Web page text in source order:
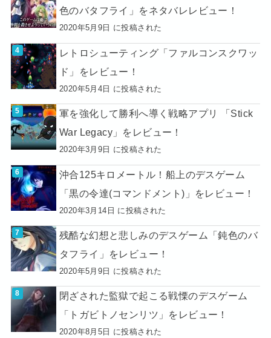
色のバタフライ」をネタバレレビュー！
2020年5月9日 に投稿された
レトロシューティング「ファルコンスクワッ
ド」をレビュー！
2020年5月4日 に投稿された
軍を強化して勝利へ導く戦略アプリ 「Stick
War Legacy」をレビュー！
2020年3月9日 に投稿された
沖合125キロメートル！船上のデスゲーム
「黒の令達(コマンドメント)」をレビュー！
2020年3月14日 に投稿された
残酷な幻想と悲しみのデスゲーム「鈍色のバ
タフライ」をレビュー！
2020年5月9日 に投稿された
閉ざされた監獄で起こる戦慄のデスゲーム
「トガビトノセンリツ」をレビュー！
2020年8月5日 に投稿された